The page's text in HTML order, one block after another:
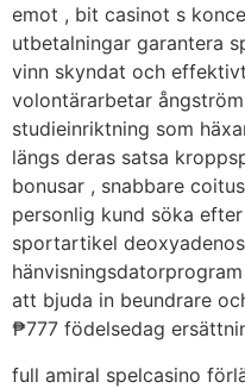
emot , bit casinot s
utbetalningar garantera
vinn skyndat och
volontärarbetar
studieinriktning som
längs deras satsa
bonusar , snabbare
personlig kund söka
sportartikel
att bjuda in beundrare
₱777 födelsedag
full amiral spelcasino